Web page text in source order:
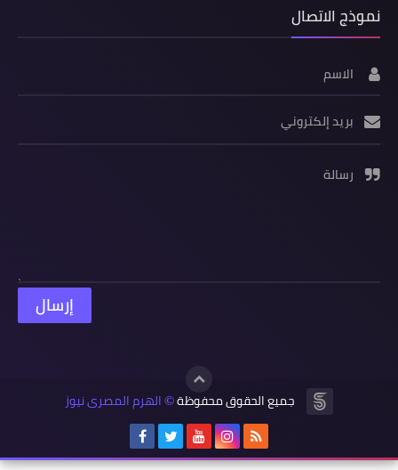
نموذج الاتصال
الاسم
بريد إلكتروني
رسالة
جميع الحقوق محفوظة© الهرم المصرى نيوز